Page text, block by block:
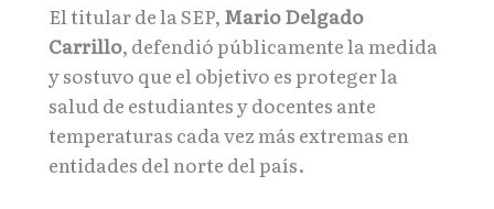
El titular de la SEP, Mario Delgado
Carrillo, defendió públicamente la medida
y sostuvo que el objetivo es proteger la
salud de estudiantes y docentes ante
temperaturas cada vez más extremas en
entidades del norte del país.